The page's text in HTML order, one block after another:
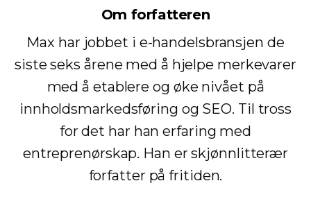
Om forfatteren
Max har jobbet i e-handelsbransjen de
siste seks årene med å hjelpe merkevarer
med å etablere og øke nivået på
innholdsmarkedsføring og SEO. Til tross
for det har han erfaring med
entreprenørskap. Han er skjønnlitterær
forfatter på fritiden.